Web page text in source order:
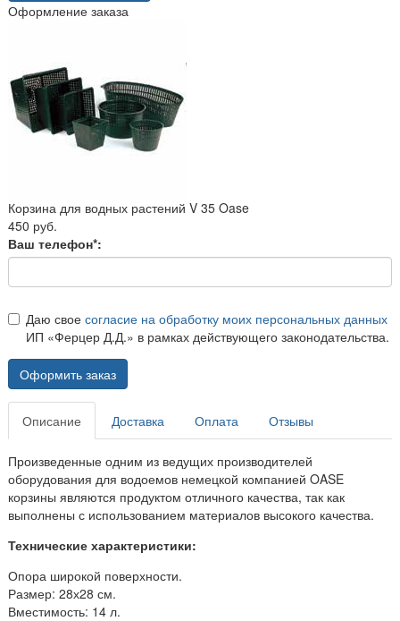
Оформление заказа
Корзина для водных растений V 35 Oase
450 руб.
Ваш телефон*:
Даю свое согласие на обработку моих персональных данных
ИП «Ферцер Д.Д.» в рамках действующего законодательства.
Оформить заказ
Описание Доставка Оплата Отзывы
Произведенные одним из ведущих производителей
оборудования для водоемов немецкой компанией OASE
корзины являются продуктом отличного качества, так как
выполнены с использованием материалов высокого качества.
Технические характеристики:
Опора широкой поверхности.
Размер: 28х28 см.
Вместимость: 14 л.